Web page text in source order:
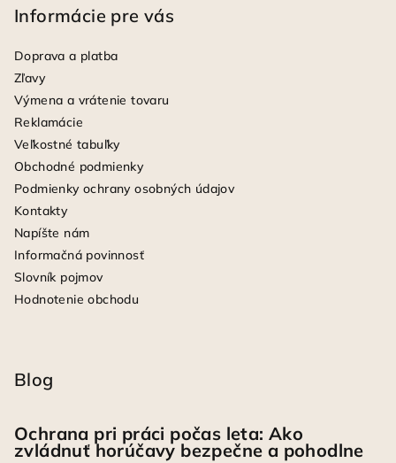
Informácie pre vás
Doprava a platba
Zľavy
Výmena a vrátenie tovaru
Reklamácie
Veľkostné tabuľky
Obchodné podmienky
Podmienky ochrany osobných údajov
Kontakty
Napíšte nám
Informačná povinnosť
Slovník pojmov
Hodnotenie obchodu
Blog
Ochrana pri práci počas leta: Ako
zvládnuť horúčavy bezpečne a pohodlne